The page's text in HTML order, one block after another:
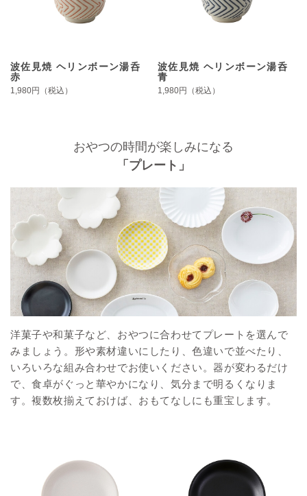
波佐見焼 ヘリンボーン湯呑
赤
1,980円（税込）
波佐見焼 ヘリンボーン湯呑
青
1,980円（税込）
おやつの時間が楽しみになる
「プレート」
洋菓子や和菓子など、おやつに合わせてプレートを選んで
みましょう。形や素材違いにしたり、色違いで並べたり、
いろいろな組み合わせでお使いください。器が変わるだけ
で、食卓がぐっと華やかになり、気分まで明るくなりま
す。複数枚揃えておけば、おもてなしにも重宝します。